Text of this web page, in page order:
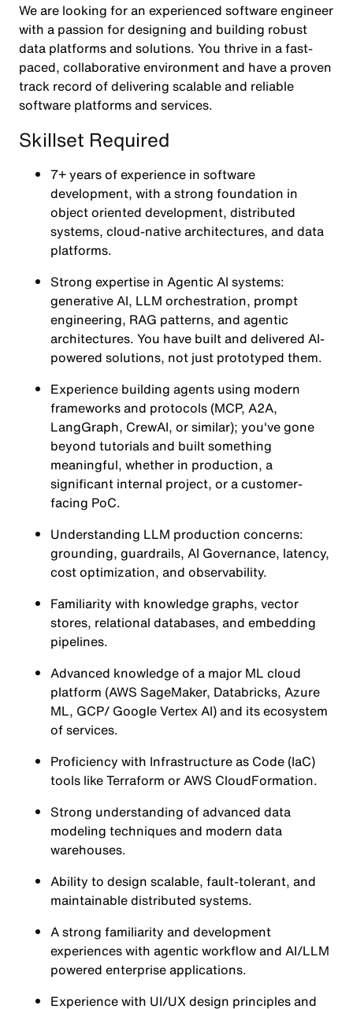
We are looking for an experienced software engineer
with a passion for designing and building robust
data platforms and solutions. You thrive in a fast-
paced, collaborative environment and have a proven
track record of delivering scalable and reliable
software platforms and services.
Skillset Required
7+ yearsof experience in software
development, with a strong foundation in
object oriented development, distributed
systems, cloud-native architectures, and data
platforms.
Strong expertise in Agentic AI systems:
generative AI, LLM orchestration, prompt
engineering, RAG patterns, and agentic
architectures. You have built and delivered AI-
powered solutions, not just prototyped them.
Experience building agents using modern
frameworks and protocols (MCP, A2A,
LangGraph, CrewAI, or similar); you've gone
beyond tutorials and built something
meaningful, whether in production, a
significant internal project, or a customer-
facing PoC.
Understanding LLM production concerns:
grounding, guardrails, AI Governance, latency,
cost optimization, and observability.
Familiarity with knowledge graphs, vector
stores, relational databases, and embedding
pipelines.
Advanced knowledge of a major ML cloud
platform (AWS SageMaker, Databricks, Azure
ML, GCP/ Google Vertex AI) and its ecosystem
of services.
Proficiency with Infrastructure as Code (IaC)
tools like Terraform or AWS CloudFormation.
Strong understanding of advanced data
modeling techniques and modern data
warehouses.
Ability to design scalable, fault-tolerant, and
maintainable distributed systems.
A strong familiarity and development
experiences with agentic workflow and AI/LLM
powered enterprise applications.
Experience with UI/UX design principles and